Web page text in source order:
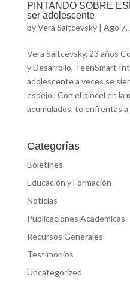
PINTANDO SOBRE
ser adolescente
byVera Saitcevsky| Ago 7,
Vera Saitcevsky. 23 años
y Desarrollo, TeenSmart
adolescente a veces se
espejo. Con el pincel en la
acumulados, te enfrentas
Categorías
Boletines
Educación y Formación
Noticias
Publicaciones Académicas
Recursos Generales
Testimonios
Uncategorized